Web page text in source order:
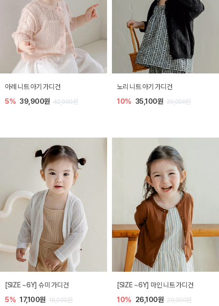
[SIZE ~6Y] 로메이 라운지 셋업
10% 23,400원 26,000원
밀라 아기 원피스
20% 27,200원 34,000원
밀라 아기 점프수트
10% 30,600원 34,000원
밀라 아기 셋업
20% 35,200원 44,000원